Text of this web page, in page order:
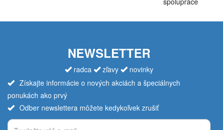
NEWSLETTER
radca zľavy
novinky
Získajte informácie o nových akciách a špeciálnych
ponukách ako prvý
Odber newslettera môžete kedykoľvek zrušiť